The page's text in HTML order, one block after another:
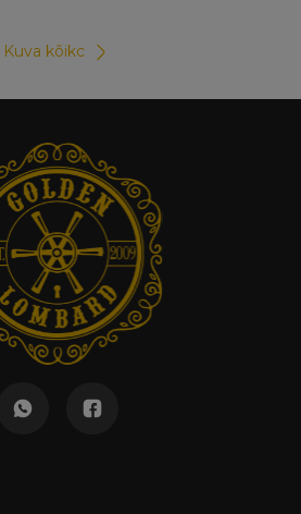
Kuva kõikc